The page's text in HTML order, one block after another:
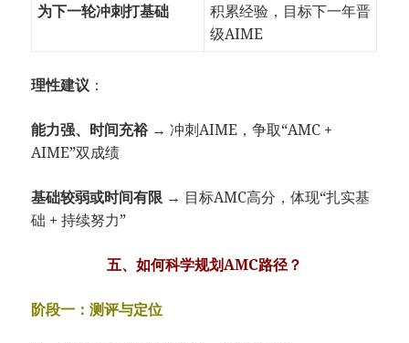
为下一轮冲刺打基础
积累经验，目标下一年晋
级AIME
理性建议 ：
能力强、时间充裕→ 冲刺AIME，争取“AMC +
AIME”双成绩
基础较弱或时间有限 → 目标AMC高分，体现“扎实基
础 + 持续努力”
五、如何科学规划AMC路径？
阶段一：测评与定位